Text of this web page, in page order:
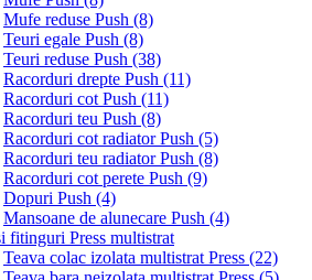
Mufe reduse Push (8)
Teuri egale Push (8)
Teuri reduse Push (38)
Racorduri drepte Push (11)
Racorduri cot Push (11)
Racorduri teu Push (8)
Racorduri cot radiator Push (5)
Racorduri teu radiator Push (8)
Racorduri cot perete Push (9)
Dopuri Push (4)
Mansoane de alunecare Push (4)
fitinguri Press multistrat
Teava colac izolata multistrat Press (22)